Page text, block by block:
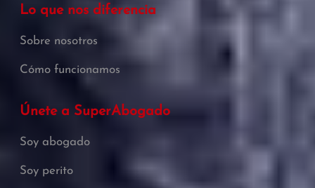
Lo que nos diferencia
Sobre nosotros
Cómo funcionamos
Únete a SuperAbogado
Soy abogado
Soy perito